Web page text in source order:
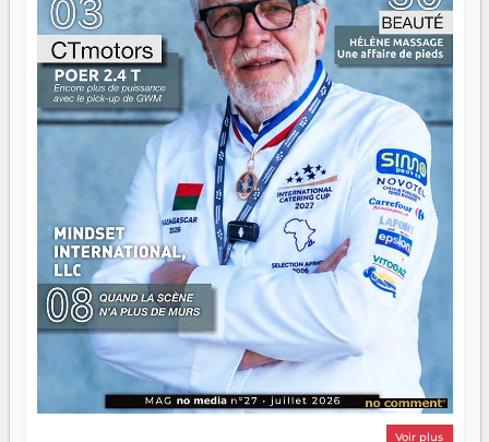
Surtout vos échecs, d'ailleurs — ils enseignent mieux que
n'importe quel manuel. À Madagascar, la barque avance.
Il faut juste s'assurer que tout le monde rame dans le
même sens.
Voir plus